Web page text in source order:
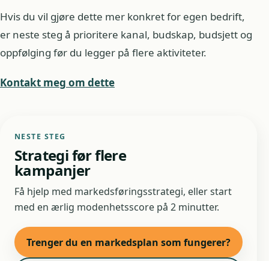
Hvis du vil gjøre dette mer konkret for egen bedrift,
er neste steg å prioritere kanal, budskap, budsjett og
oppfølging før du legger på flere aktiviteter.
Kontakt meg om dette
NESTE STEG
Strategi før flere
kampanjer
Få hjelp med markedsføringsstrategi, eller start
med en ærlig modenhetsscore på 2 minutter.
Trenger du en markedsplan som fungerer?